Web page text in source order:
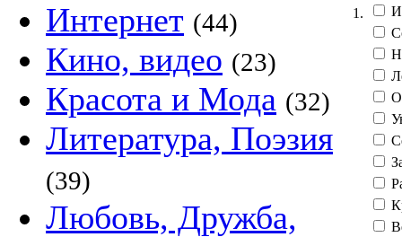
Интернет (44)
Кино, видео (23)
Красота и Мода (32)
Литература, Поэзия
(39)
Любовь, Дружба,
1.